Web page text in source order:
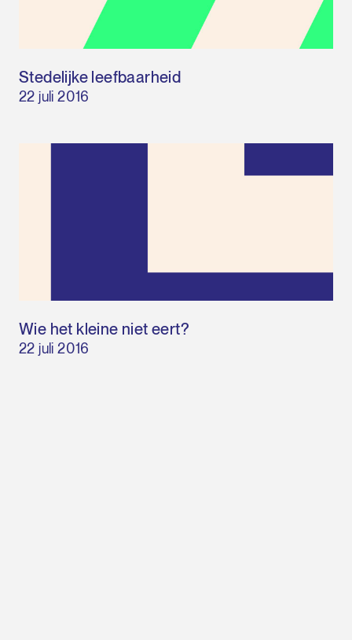
Stedelijke leefbaarheid
22 juli 2016
Wie het kleine niet eert?
22 juli 2016